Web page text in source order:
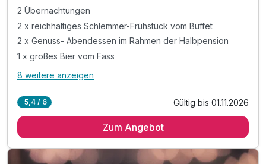
2 Übernachtungen
2 x reichhaltiges Schlemmer-Frühstück vom Buffet
2 x Genuss- Abendessen im Rahmen der Halbpension
1 x großes Bier vom Fass
Alle Inklusivleistungen
2 x reichhaltiges Schlemmer-Frühstück vom Buffet
1 x großes Bier vom Fass
8 weitere anzeigen
5,4 / 6 Gültig bis 01.11.2026
Zum Angebot